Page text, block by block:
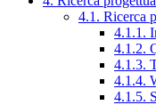
4.1. Ricerca
4.1.1.
4.1.2.
4.1.3.
4.1.4.
4.1.5.